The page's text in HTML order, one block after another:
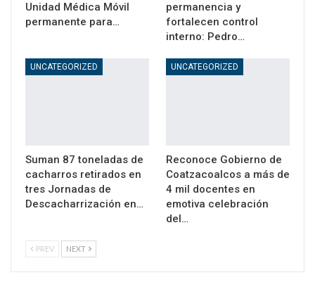
Unidad Médica Móvil
permanente para…
permanencia y
fortalecen control
interno: Pedro…
UNCATEGORIZED
Suman 87 toneladas de
cacharros retirados en
tres Jornadas de
Descacharrización en…
UNCATEGORIZED
Reconoce Gobierno de
Coatzacoalcos a más de
4 mil docentes en
emotiva celebración
del…
PREV NEXT